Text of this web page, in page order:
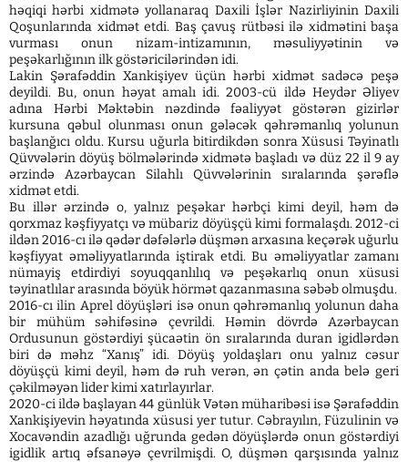
həqiqi hərbi xidmətə yollanaraq Daxili İşlər Nazirliyinin Daxili
Qoşunlarında xidmət etdi. Baş çavuş rütbəsi ilə xidmətini başa
vurması onun nizam-intizamının, məsuliyyətinin və
peşəkarlığının ilk göstəricilərindən idi.
Lakin Şərafəddin Xankişiyev üçün hərbi xidmət sadəcə peşə
deyildi. Bu, onun həyat amalı idi. 2003-cü ildə Heydər Əliyev
adına Hərbi Məktəbin nəzdində fəaliyyət göstərən gizirlər
kursuna qəbul olunması onun gələcək qəhrəmanlıq yolunun
başlanğıcı oldu. Kursu uğurla bitirdikdən sonra Xüsusi Təyinatlı
Qüvvələrin döyüş bölmələrində xidmətə başladı və düz 22 il 9 ay
ərzində Azərbaycan Silahlı Qüvvələrinin sıralarında şərəflə
xidmət etdi.
Bu illər ərzində o, yalnız peşəkar hərbçi kimi deyil, həm də
qorxmaz kəşfiyyatçı və mübariz döyüşçü kimi formalaşdı. 2012-ci
ildən 2016-cı ilə qədər dəfələrlə düşmən arxasına keçərək uğurlu
kəşfiyyat əməliyyatlarında iştirak etdi. Bu əməliyyatlar zamanı
nümayiş etdirdiyi soyuqqanlılıq və peşəkarlıq onun xüsusi
təyinatlılar arasında böyük hörmət qazanmasına səbəb olmuşdu.
2016-cı ilin Aprel döyüşləri isə onun qəhrəmanlıq yolunun daha
bir mühüm səhifəsinə çevrildi. Həmin dövrdə Azərbaycan
Ordusunun göstərdiyi şücaətin ön sıralarında duran igidlərdən
biri də məhz “Xanış” idi. Döyüş yoldaşları onu yalnız cəsur
döyüşçü kimi deyil, həm də ruh verən, ən çətin anda belə geri
çəkilməyən lider kimi xatırlayırlar.
2020-ci ildə başlayan 44 günlük Vətən müharibəsi isə Şərafəddin
Xankişiyevin həyatında xüsusi yer tutur. Cəbrayılın, Füzulinin və
Xocavəndin azadlığı uğrunda gedən döyüşlərdə onun göstərdiyi
igidlik artıq əfsanəyə çevrilmişdi. O, düşmən qarşısında yalnız